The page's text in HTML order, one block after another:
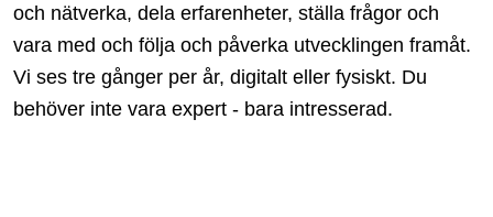
och nätverka, dela erfarenheter, ställa frågor och
vara med och följa och påverka utvecklingen framåt.
Vi ses tre gånger per år, digitalt eller fysiskt. Du
behöver inte vara expert - bara intresserad.